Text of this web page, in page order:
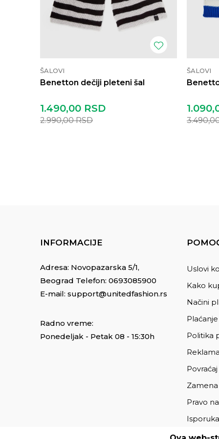
ŠALOVI
Benetton dečiji pleteni šal
1.490,00 RSD
2.990,00RSD
ŠALOVI
INFORMACIJE
Adresa: Novopazarska 5/1,
Beograd Telefon: 0693085900
E-mail: support@unitedfashion.rs
Radno vreme:
Ponedeljak - Petak 08 - 15:30h
Uslovi
Kako
Načini
Politika
Zamena
Pravo
Isporuka